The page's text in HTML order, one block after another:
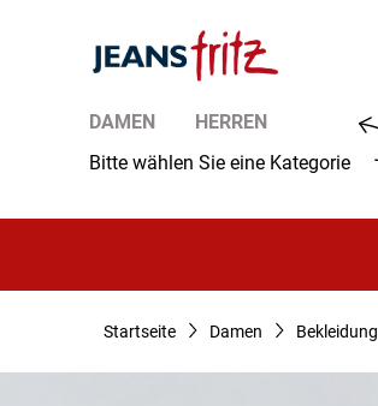
DAMEN
HERREN
Bitte wählen Sie eine Kategorie
Startseite Damen Bekleidung